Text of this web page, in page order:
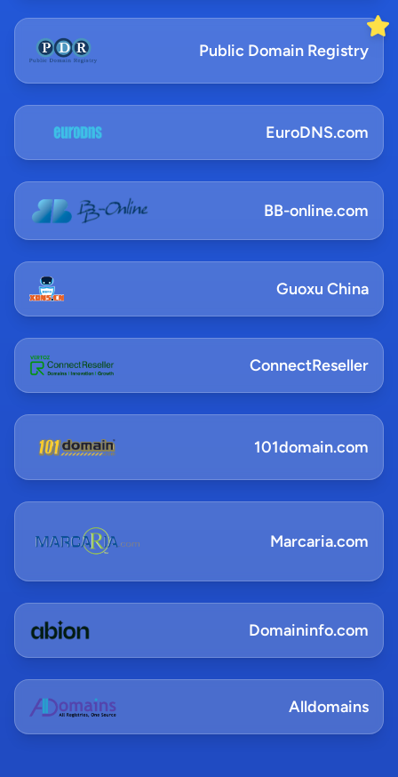
Public Domain Registry
EuroDNS.com
BB-online.com
Guoxu China
ConnectReseller
101domain.com
Marcaria.com
Domaininfo.com
Alldomains